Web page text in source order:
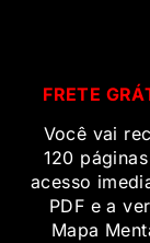
FRETE
Você vai
120
acesso
PDF e a
Mapa